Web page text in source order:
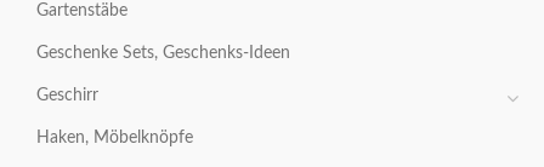
Gartenstäbe
Geschenke Sets, Geschenks-Ideen
Geschirr
Haken, Möbelknöpfe